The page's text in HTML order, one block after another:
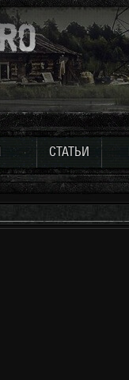
СТАТЬИ